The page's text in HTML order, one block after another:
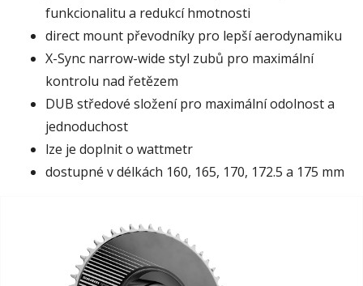
funkcionalitu a redukcí hmotnosti
direct mount převodníky pro lepší aerodynamiku
X-Sync narrow-wide styl zubů pro maximální
kontrolu nad řetězem
DUB středové složení pro maximální odolnost a
jednoduchost
lze je doplnit o wattmetr
dostupné v délkách 160, 165, 170, 172.5 a 175 mm